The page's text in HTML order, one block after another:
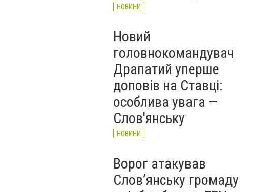
НОВИНИ
Новий
головнокомандувач
Драпатий уперше
доповів на Ставці:
особлива увага —
Слов'янську
НОВИНИ
Ворог атакував
Слов’янську громаду